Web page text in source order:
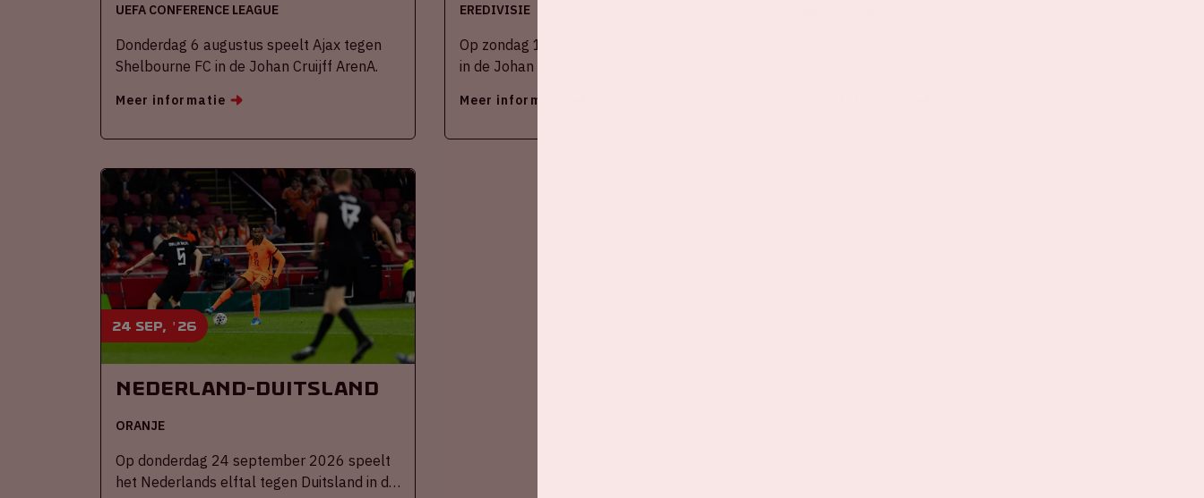
UEFA CONFERENCE LEAGUE
Donderdag 6 augustus speelt Ajax tegen
Shelbourne FC in de Johan Cruijff ArenA.
Meer informatie
EREDIVISIE
Op zondag 16 augustus 2026 speelt Ajax
in de Johan Cruijff ArenA tegen SC
Meer informatie
24 sep, '26
Nederland-Duitsland
ORANJE
Op donderdag 24 september 2026 speelt
het Nederlands elftal tegen Duitsland in de